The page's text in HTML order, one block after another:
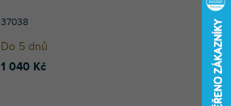
37038
Do 5 dnů
1 040 Kč